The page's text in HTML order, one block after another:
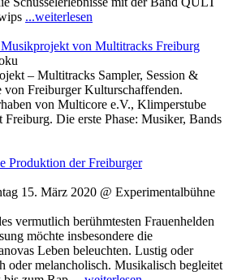
...weiterlesen
von Multitracks Freiburg
– Multitracks Sampler, Session &
Freiburger Kulturschaffenden.
von Multicore e.V., Klimperstube
Die erste Phase: Musiker, Bands
Produktion der Freiburger
15. März 2020 @ Experimentalbühne
vermutlich berühmtesten Frauenhelden
möchte insbesondere die
Leben beleuchten. Lustig oder
oder melancholisch. Musikalisch begleitet